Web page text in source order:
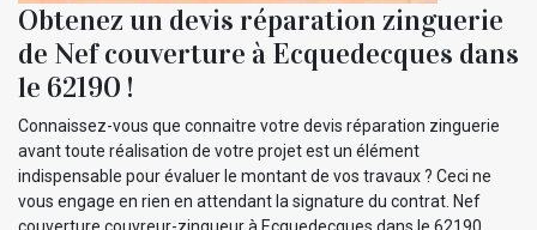
Obtenez un devis réparation zinguerie
de Nef couverture à Ecquedecques dans
le 62190 !
Connaissez-vous que connaitre votre devis réparation zinguerie
avant toute réalisation de votre projet est un élément
indispensable pour évaluer le montant de vos travaux ? Ceci ne
vous engage en rien en attendant la signature du contrat. Nef